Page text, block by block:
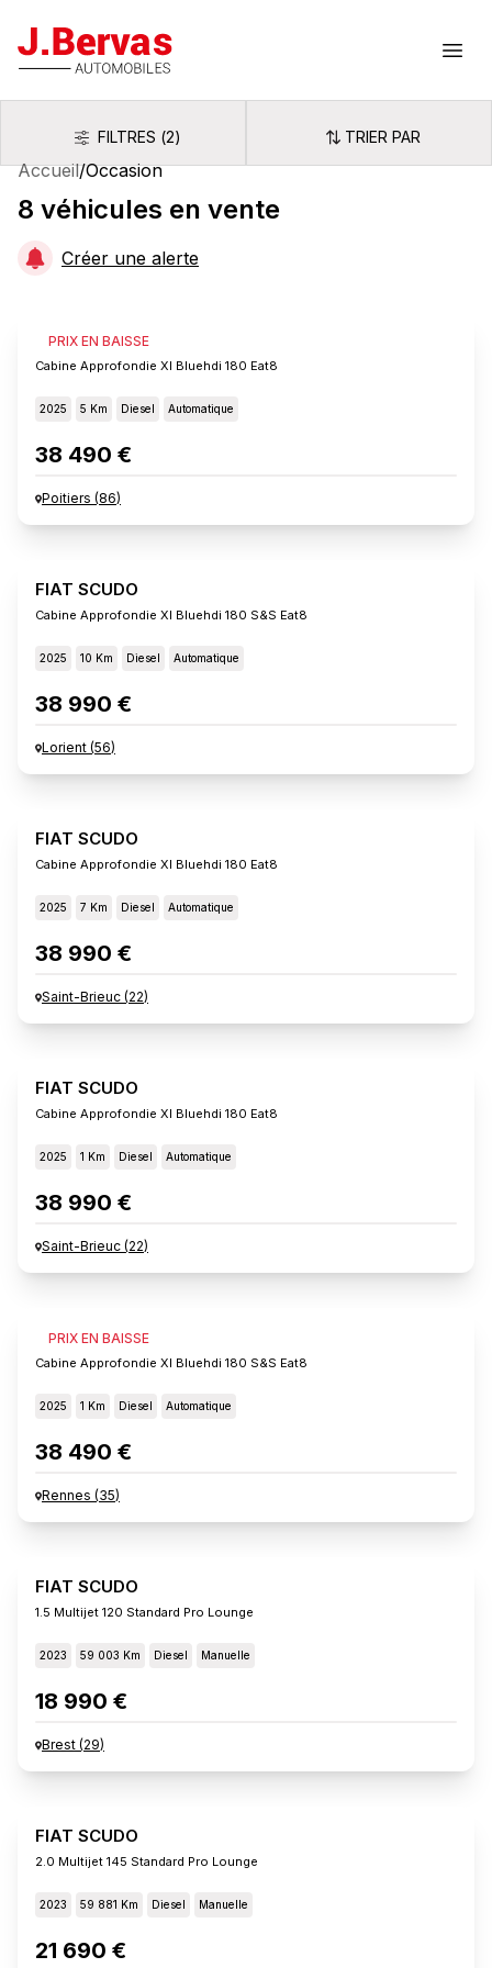
J.Bervas
FiltresFILTRES (2) Trier par
TRIER PAR
Accueil/Occasion
8 véhicules en vente
Créer une alerte
PRIX EN BAISSE
FIAT SCUDO
Cabine Approfondie Xl Bluehdi 180 Eat8
2025 5 Km Diesel Automatique
38 490 €
Poitiers (86)
FIAT SCUDO
Cabine Approfondie Xl Bluehdi 180 S&s Eat8
2025 10 Km Diesel Automatique
38 990 €
Lorient (56)
FIAT SCUDO
Cabine Approfondie Xl Bluehdi 180 Eat8
2025 7 Km Diesel Automatique
38 990 €
Saint-Brieuc (22)
FIAT SCUDO
Cabine Approfondie Xl Bluehdi 180 Eat8
2025 1 Km Diesel Automatique
38 990 €
Saint-Brieuc (22)
PRIX EN BAISSE
FIAT SCUDO
Cabine Approfondie Xl Bluehdi 180 S&s Eat8
2025 1 Km Diesel Automatique
38 490 €
Rennes (35)
FIAT SCUDO
1.5 Multijet 120 Standard Pro Lounge
2023 59 003 Km Diesel Manuelle
18 990 €
Brest (29)
FIAT SCUDO
2.0 Multijet 145 Standard Pro Lounge
2023 59 881 Km Diesel Manuelle
21 690 €